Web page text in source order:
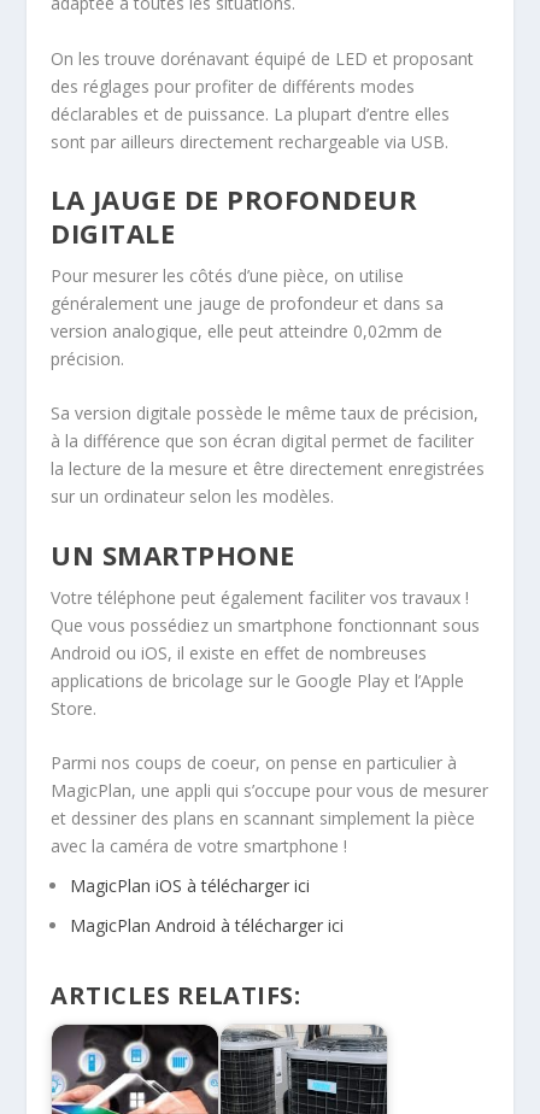
On les trouve dorénavant équipé de LED et proposant
des réglages pour profiter de différents modes
déclarables et de puissance. La plupart d’entre elles
sont par ailleurs directement rechargeable via USB.
LA JAUGE DE PROFONDEUR
DIGITALE
Pour mesurer les côtés d’une pièce, on utilise
généralement une jauge de profondeur et dans sa
version analogique, elle peut atteindre 0,02mm de
précision.
Sa version digitale possède le même taux de précision,
à la différence que son écran digital permet de faciliter
la lecture de la mesure et être directement enregistrées
sur un ordinateur selon les modèles.
UN SMARTPHONE
Votre téléphone peut également faciliter vos travaux !
Que vous possédiez un smartphone fonctionnant sous
Android ou iOS, il existe en effet de nombreuses
applications de bricolage sur le Google Play et l’Apple
Store.
Parmi nos coups de coeur, on pense en particulier à
MagicPlan, une appli qui s’occupe pour vous de mesurer
et dessiner des plans en scannant simplement la pièce
avec la caméra de votre smartphone !
MagicPlan iOS à télécharger ici
MagicPlan Android à télécharger ici
ARTICLES RELATIFS: